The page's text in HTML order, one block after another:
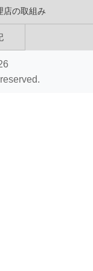
店の取組み